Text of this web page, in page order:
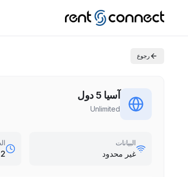
رجوع
آسيا 5 دول
Unlimited
البيانات
غير محدود 2 أيام